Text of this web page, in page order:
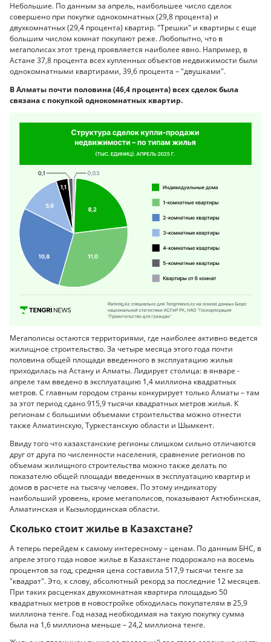
Небольшие. По данным за апрель, наибольшее число сделок
совершено при покупке однокомнатных (29,8 процента) и
двухкомнатных (29,4 процента) квартир. "Трешки" и квартиры с еще
большим числом комнат покупают реже. Любопытно, что в
мегаполисах этот тренд проявляется наиболее явно. Например, в
Астане 37,8 процента всех купленных объектов недвижимости были
однокомнатными квартирами, 39,6 процента – "двушками".
В Алматы почти половина (46,4 процента) всех сделок была
связана с покупкой однокомнатных квартир.
Мегаполисы остаются территориями, где наиболее активно ведется
жилищное строительство. За четыре месяца этого года почти
половина общей площади введенного в эксплуатацию жилья
приходилась на Астану и Алматы. Лидирует столица: в январе -
апреле там введено в эксплуатацию 1,4 миллиона квадратных
метров. С главным городом страны конкурирует только Алматы – там
за этот период сдано 915,9 тысячи квадратных метров жилья. К
регионам с большими объемами строительства можно отнести
также Алматинскую, Туркестанскую области и Шымкент.
Ввиду того что казахстанские регионы слишком сильно отличаются
друг от друга по численности населения, сравнение регионов по
объемам жилищного строительства можно также делать по
показателю общей площади введенных в эксплуатацию квартир и
домов в расчете на тысячу человек. По этому индикатору
наибольший уровень, кроме мегаполисов, показывают Актюбинская,
Алматинская и Кызылординская области.
Сколько стоит жилье в Казахстане?
А теперь перейдем к самому интересному – ценам. По данным БНС, в
апреле этого года новое жилье в Казахстане подорожало на восемь
процентов за год, средняя цена составила 517,9 тысячи тенге за
"квадрат". Это, к слову, абсолютный рекорд за последние 12 месяцев.
При таких расценках двухкомнатная квартира площадью 50
квадратных метров в новостройке обходилась покупателям в 25,9
миллиона тенге. Год назад необходимая на такую покупку сумма
была на 1,6 миллиона меньше – 24,2 миллиона тенге.